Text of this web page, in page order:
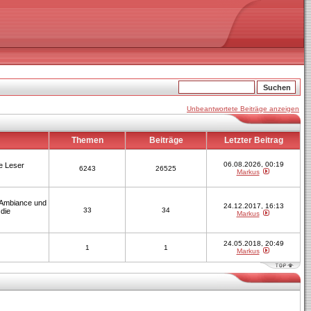
Unbeantwortete Beiträge anzeigen
Themen Beiträge Letzter Beitrag
Leser 6243 26525
06.08.2026, 00:19
Markus
und
33 34
24.12.2017, 16:13
Markus
1 1
24.05.2018, 20:49
Markus